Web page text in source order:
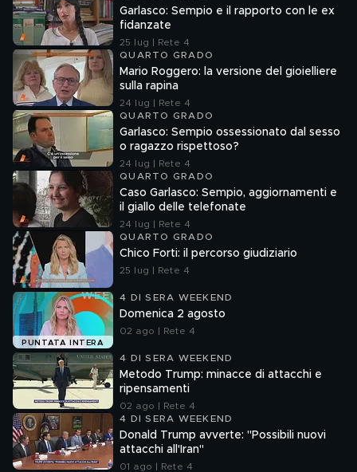
Garlasco: Sempio e il rapporto con le ex
fidanzate
25 lug | Rete 4
QUARTO GRADO
Mario Roggero: la versione del gioielliere
sulla rapina
24 lug | Rete 4
QUARTO GRADO
Garlasco: Sempio ossessionato dal sesso
o ragazzo rispettoso?
24 lug | Rete 4
QUARTO GRADO
Caso Garlasco: Sempio, aggiornamenti e
il giallo delle telefonate
24 lug | Rete 4
QUARTO GRADO
Chico Forti: il percorso giudiziario
25 lug | Rete 4
PUNTATA INTERA
4 DI SERA WEEKEND
Domenica 2 agosto
02 ago | Rete 4
4 DI SERA WEEKEND
Metodo Trump: minacce di attacchi e
ripensamenti
02 ago | Rete 4
4 DI SERA WEEKEND
Donald Trump avverte: "Possibili nuovi
attacchi all'Iran"
01 ago | Rete 4